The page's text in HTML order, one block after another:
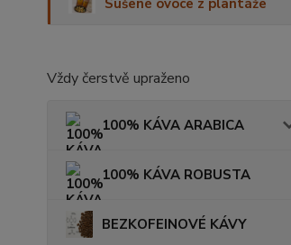
Vždy čerstvě upraženo
100% KÁVA ARABICA
100% KÁVA ROBUSTA
BEZKOFEINOVÉ KÁVY